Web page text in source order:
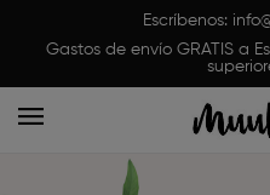
Escríbenos:
Gastos de envío GRATIS a